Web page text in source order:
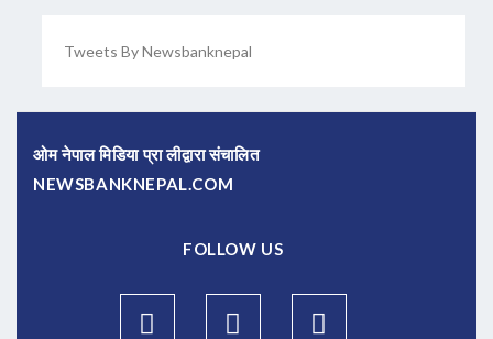
Tweets By Newsbanknepal
ओम नेपाल मिडिया प्रा लीद्वारा संचालित
NEWSBANKNEPAL.COM
FOLLOW US